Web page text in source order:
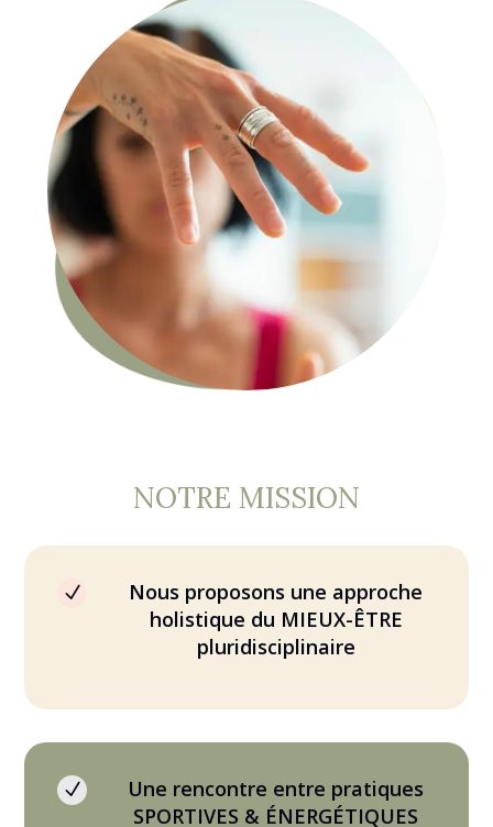
NOTRE MISSION
N
Nous proposons une approche
holistique du MIEUX-ÊTRE
pluridisciplinaire
N
Une rencontre entre pratiques
SPORTIVES & ÉNERGÉTIQUES